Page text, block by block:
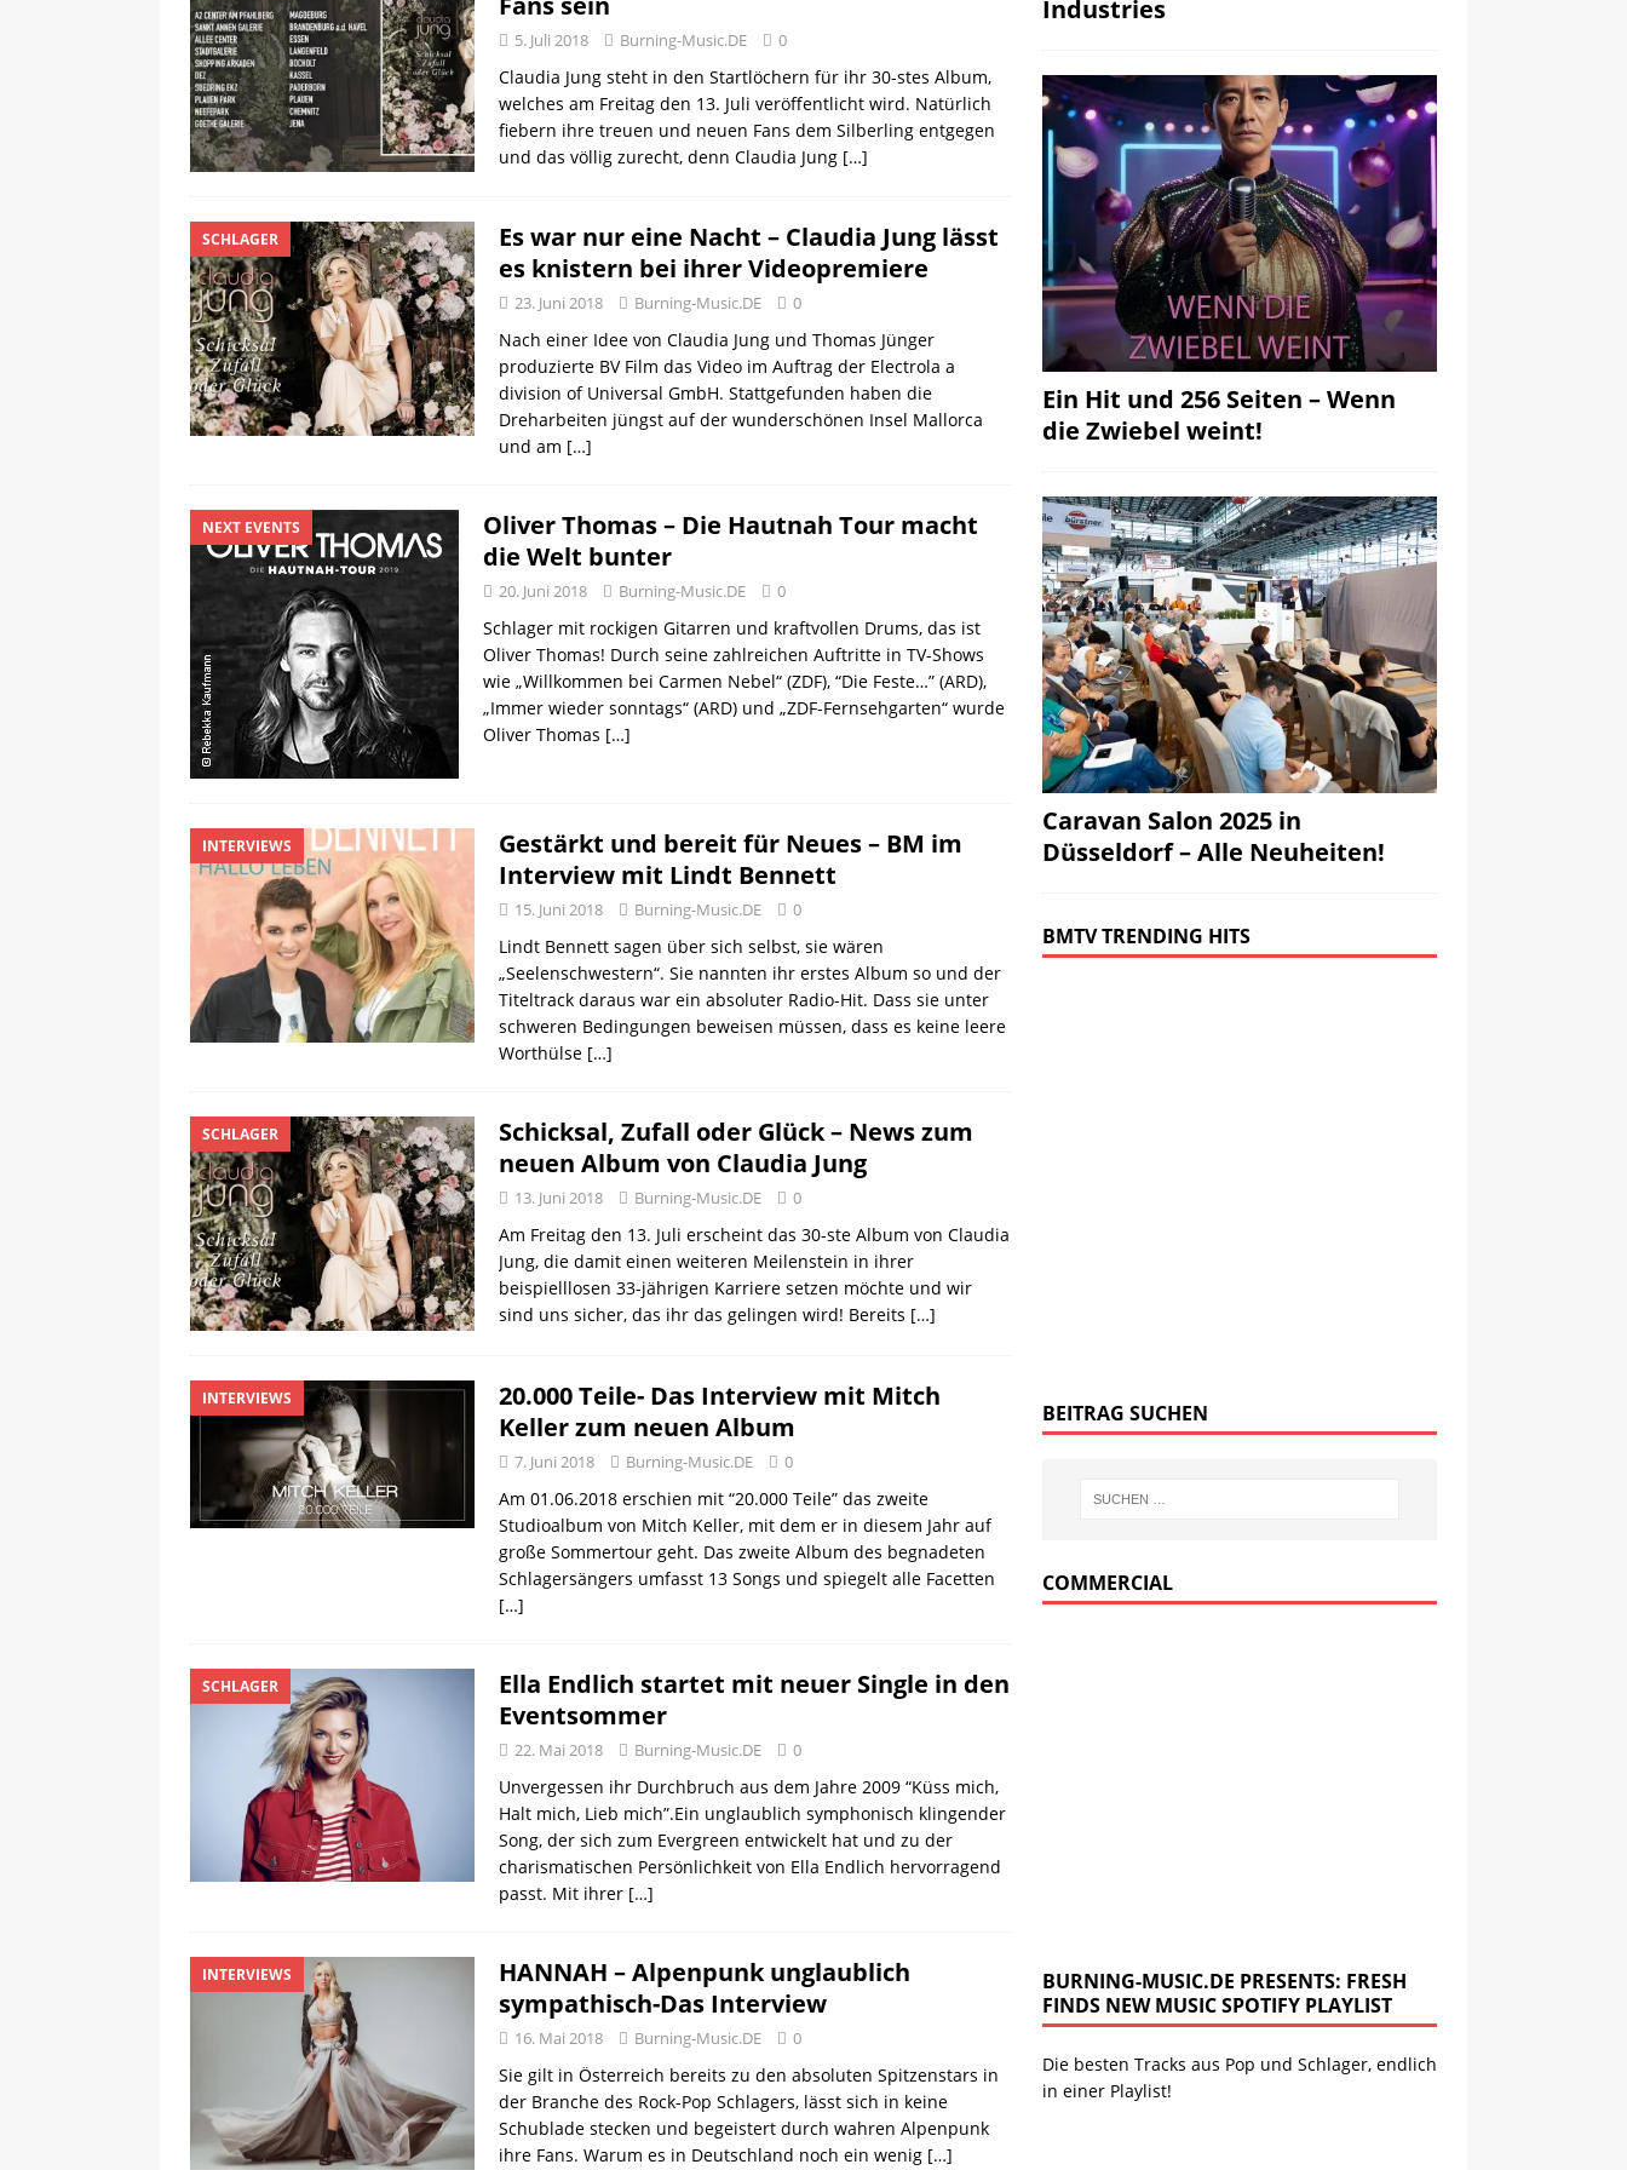
5. Juli 2018 Burning-Music.DE 0
Claudia Jung steht in den Startlöchern für ihr 30-stes Album,
welches am Freitag den 13. Juli veröffentlicht wird. Natürlich
fiebern ihre treuen und neuen Fans dem Silberling entgegen
und das völlig zurecht, denn Claudia Jung […]
SCHLAGER
Es war nur eine Nacht – Claudia Jung lässt
es knistern bei ihrer Videopremiere
23. Juni 2018 Burning-Music.DE 0
Nach einer Idee von Claudia Jung und Thomas Jünger
produzierte BV Film das Video im Auftrag der Electrola a
division of Universal GmbH. Stattgefunden haben die
Dreharbeiten jüngst auf der wunderschönen Insel Mallorca
und am […]
NEXT EVENTS
Oliver Thomas – Die Hautnah Tour macht
die Welt bunter
20. Juni 2018 Burning-Music.DE 0
Schlager mit rockigen Gitarren und kraftvollen Drums, das ist
Oliver Thomas! Durch seine zahlreichen Auftritte in TV-Shows
wie „Willkommen bei Carmen Nebel“ (ZDF), “Die Feste…” (ARD),
„Immer wieder sonntags“ (ARD) und „ZDF-Fernsehgarten“ wurde
Oliver Thomas […]
INTERVIEWS
Gestärkt und bereit für Neues – BM im
Interview mit Lindt Bennett
15. Juni 2018 Burning-Music.DE 0
Lindt Bennett sagen über sich selbst, sie wären
„Seelenschwestern“. Sie nannten ihr erstes Album so und der
Titeltrack daraus war ein absoluter Radio-Hit. Dass sie unter
schweren Bedingungen beweisen müssen, dass es keine leere
Worthülse […]
SCHLAGER
Schicksal, Zufall oder Glück – News zum
neuen Album von Claudia Jung
13. Juni 2018 Burning-Music.DE 0
Am Freitag den 13. Juli erscheint das 30-ste Album von Claudia
Jung, die damit einen weiteren Meilenstein in ihrer
beispielllosen 33-jährigen Karriere setzen möchte und wir
sind uns sicher, das ihr das gelingen wird! Bereits […]
INTERVIEWS
20.000 Teile- Das Interview mit Mitch
Keller zum neuen Album
7. Juni 2018 Burning-Music.DE 0
Am 01.06.2018 erschien mit “20.000 Teile” das zweite
Studioalbum von Mitch Keller, mit dem er in diesem Jahr auf
große Sommertour geht. Das zweite Album des begnadeten
Schlagersängers umfasst 13 Songs und spiegelt alle Facetten
[…]
SCHLAGER
Ella Endlich startet mit neuer Single in den
Eventsommer
22. Mai 2018 Burning-Music.DE 0
Unvergessen ihr Durchbruch aus dem Jahre 2009 “Küss mich,
Halt mich, Lieb mich”.Ein unglaublich symphonisch klingender
Song, der sich zum Evergreen entwickelt hat und zu der
charismatischen Persönlichkeit von Ella Endlich hervorragend
passt. Mit ihrer […]
INTERVIEWS
HANNAH – Alpenpunk unglaublich
sympathisch-Das Interview
16. Mai 2018 Burning-Music.DE 0
Sie gilt in Österreich bereits zu den absoluten Spitzenstars in
der Branche des Rock-Pop Schlagers, lässt sich in keine
Schublade stecken und begeistert durch wahren Alpenpunk
ihre Fans. Warum es in Deutschland noch ein wenig […]
Industries
Ein Hit und 256 Seiten – Wenn
die Zwiebel weint!
Caravan Salon 2025 in
Düsseldorf – Alle Neuheiten!
BMTV TRENDING HITS
BEITRAG SUCHEN
COMMERCIAL
BURNING-MUSIC.DE PRESENTS: FRESH
FINDS NEW MUSIC SPOTIFY PLAYLIST
Die besten Tracks aus Pop und Schlager, endlich
in einer Playlist!